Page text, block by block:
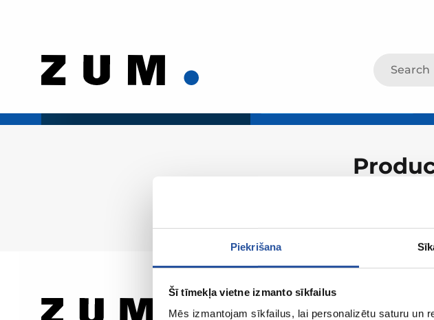
Piekrišana
Šī tīmekļa vietne izmanto sīkfailus
Mēs izmantojam sīkfailus, lai personalizētu saturu un
About ZUM